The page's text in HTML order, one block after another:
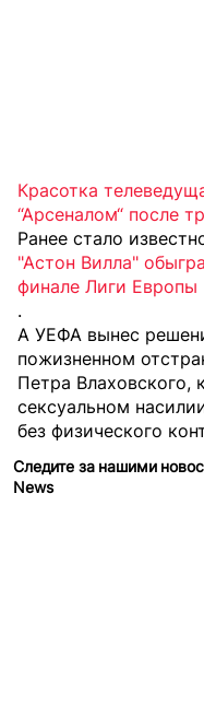
Красотка
“Арсеналом“ после
Ранее стало
"Астон Вилла"
финале Лиги Европы
.
А УЕФА вынес
пожизненном
Петра Влаховского,
сексуальном
без физического
Следите за нашими
News